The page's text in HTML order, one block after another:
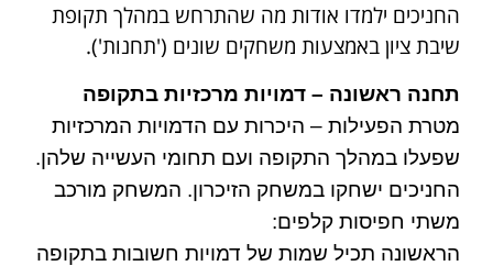
החניכים ילמדו אודות מה שהתרחש במהלך תקופת
שיבת ציון באמצעות משחקים שונים ('תחנות').
תחנה ראשונה – דמויות מרכזיות בתקופה
מטרת הפעילות – היכרות עם הדמויות המרכזיות
שפעלו במהלך התקופה ועם תחומי העשייה שלהן.
החניכים ישחקו במשחק הזיכרון. המשחק מורכב
משתי חפיסות קלפים:
הראשונה תכיל שמות של דמויות חשובות בתקופה